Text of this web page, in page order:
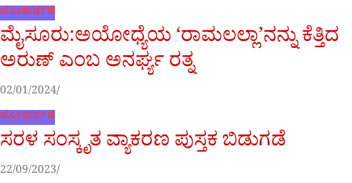
ಲೋಕಾರ್ಪಣೆ
ಮೈಸೂರು:ಅಯೋಧ್ಯೆಯ ‘ರಾಮಲಲ್ಲಾ’ನನ್ನು ಕೆತ್ತಿದ
ಅರುಣ್ ಎಂಬ ಅನರ್ಘ್ಯ ರತ್ನ
02/01/2024
ಲೋಕಾರ್ಪಣೆ
ಸರಳ ಸಂಸ್ಕೃತ ವ್ಯಾಕರಣ ಪುಸ್ತಕ ಬಿಡುಗಡೆ
22/09/2023